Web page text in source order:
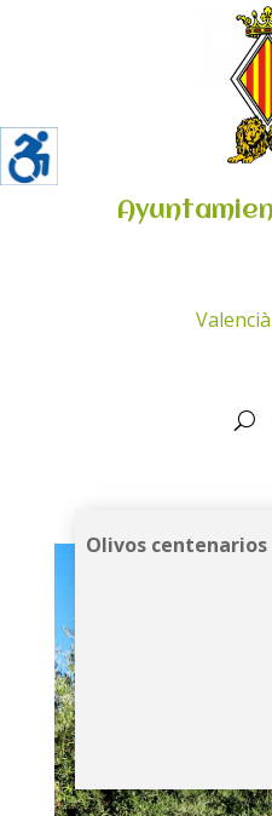
Valencià
Olivos centenarios